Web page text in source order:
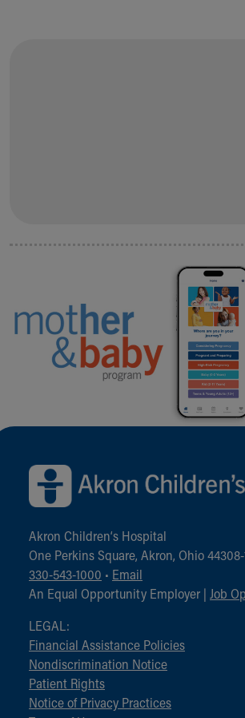
Back to top of page
Akron Children‘s Hospital
One Perkins Square, Akron, Ohio 44308-
330-543-1000 • Email
An Equal Opportunity Employer | Job
LEGAL:
Financial Assistance Policies
Nondiscrimination Notice
Patient Rights
Notice of Privacy Practices